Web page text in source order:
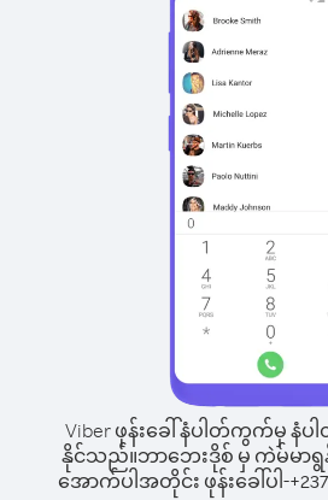
Viber ဖုန်းခေါ်နံပါတ်ကွက်မှ နံပ
နိုင်သည်။ဘာဘေးဒိုစ် မှ ကဲမ်မာရွ
အောက်ပါအတိုင်း ဖုန်းခေါ်ပါ-+237